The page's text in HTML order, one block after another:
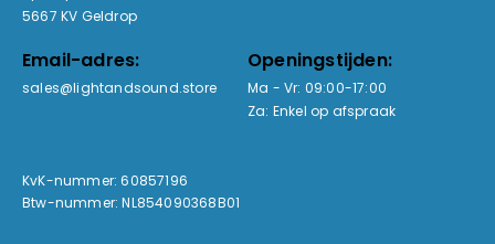
5667 KV Geldrop
Email-adres:
sales@lightandsound.store
Openingstijden:
Ma - Vr: 09:00-17:00
Za: Enkel op afspraak
KvK-nummer: 60857196
Btw-nummer: NL854090368B01